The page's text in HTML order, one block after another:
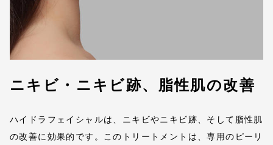
ニキビ・ニキビ跡、脂性肌の改善
ハイドラフェイシャルは、ニキビやニキビ跡、そして脂性肌
の改善に効果的です。このトリートメントは、専用のピーリ